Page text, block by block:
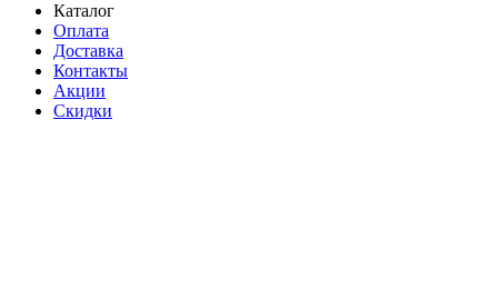
Каталог
Оплата
Доставка
Контакты
Акции
Скидки